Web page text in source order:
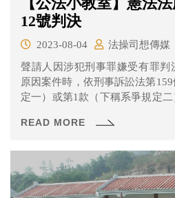
12號判決
2023-08-04
法操司想傳媒
聲請人因涉犯刑事罪嫌受有罪判
原因案件時，依刑事訴訟法第
定一）或第1款（下稱系爭規定二
人主張系爭規定一或二侵害被告
READ MORE